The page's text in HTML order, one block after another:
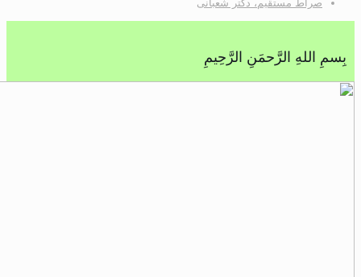
صراط مستقیم، دکتر شعبانی
الرَّحمَنِ الرَّحِيمِ